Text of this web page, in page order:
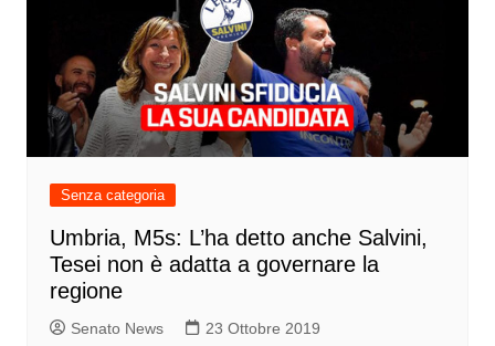
Senza categoria
Umbria, M5s: L’ha detto anche Salvini,
Tesei non è adatta a governare la
regione
Senato News 23 Ottobre 2019